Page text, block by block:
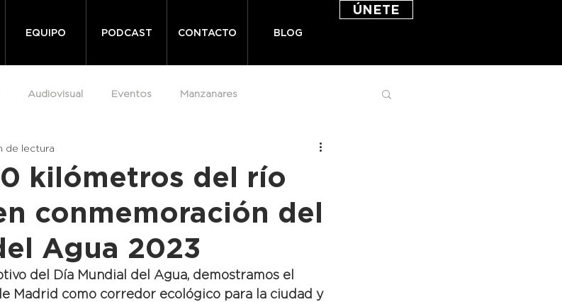
EQUIPO PODCAST CONTACTO BLOG
ÚNETE
Audiovisual Eventos Manzanares
kilómetros del río
conmemoración del
Agua 2023
de lectura
del Día Mundial del Agua, demostramos el
Madrid como corredor ecológico para la ciudad y